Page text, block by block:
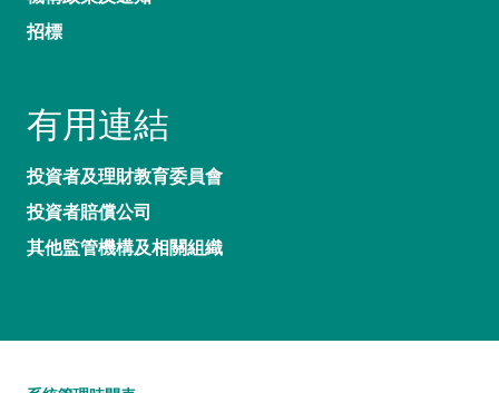
招標
有用連結
投資者及理財教育委員會
投資者賠償公司
其他監管機構及相關組織